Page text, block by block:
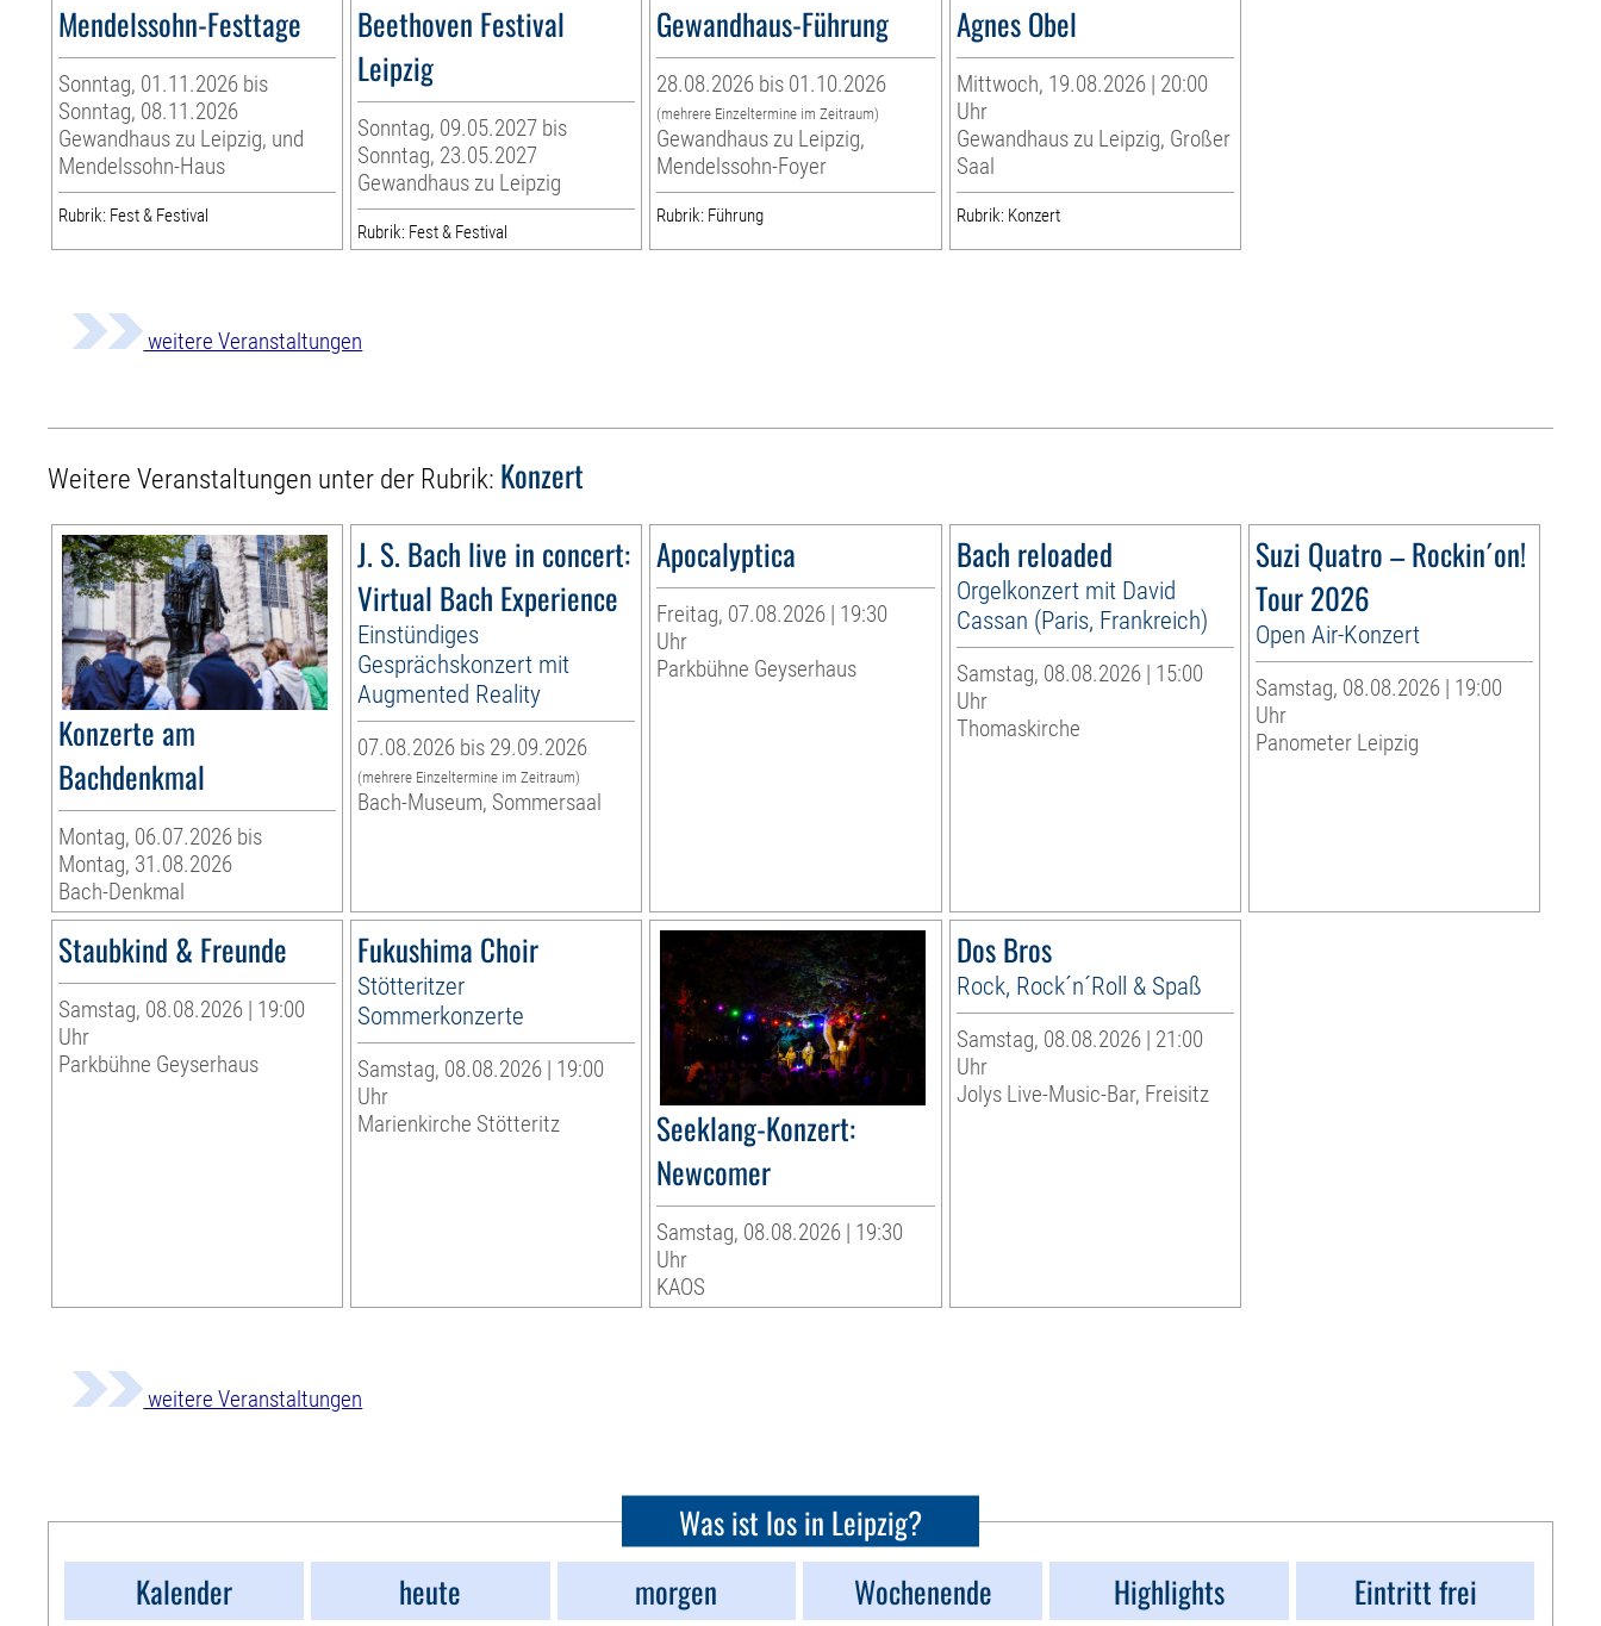
Mendelssohn-Festtage
Sonntag, 01.11.2026 bis
Sonntag, 08.11.2026
Gewandhaus zu Leipzig, und
Mendelssohn-Haus
Rubrik: Fest & Festival
Beethoven Festival
Leipzig
Sonntag, 09.05.2027 bis
Sonntag, 23.05.2027
Gewandhaus zu Leipzig
Rubrik: Fest & Festival
Gewandhaus-Führung
28.08.2026 bis 01.10.2026
(mehrere Einzeltermine im Zeitraum)
Gewandhaus zu Leipzig,
Mendelssohn-Foyer
Rubrik: Führung
Agnes Obel
Mittwoch, 19.08.2026 | 20:00
Uhr
Gewandhaus zu Leipzig, Großer
Saal
Rubrik: Konzert
weitere Veranstaltungen
Weitere Veranstaltungen unter der Rubrik: Konzert
Konzerte am
Bachdenkmal
Montag, 06.07.2026 bis
Montag, 31.08.2026
Bach-Denkmal
J. S. Bach live in concert:
Virtual Bach Experience
Einstündiges
Gesprächskonzert mit
Augmented Reality
07.08.2026 bis 29.09.2026
(mehrere Einzeltermine im Zeitraum)
Bach-Museum, Sommersaal
Apocalyptica
Freitag, 07.08.2026 | 19:30
Uhr
Parkbühne Geyserhaus
Bach reloaded
Orgelkonzert mit David
Cassan (Paris, Frankreich)
Samstag, 08.08.2026 | 15:00
Uhr
Thomaskirche
Suzi Quatro – Rockin´on!
Tour 2026
Open Air-Konzert
Samstag, 08.08.2026 | 19:00
Uhr
Panometer Leipzig
Staubkind & Freunde
Samstag, 08.08.2026 | 19:00
Uhr
Parkbühne Geyserhaus
Fukushima Choir
Stötteritzer
Sommerkonzerte
Samstag, 08.08.2026 | 19:00
Uhr
Marienkirche Stötteritz
Seeklang-Konzert:
Newcomer
Samstag, 08.08.2026 | 19:30
Uhr
KAOS
Dos Bros
Rock, Rock´n´Roll & Spaß
Samstag, 08.08.2026 | 21:00
Uhr
Jolys Live-Music-Bar, Freisitz
weitere Veranstaltungen
Was ist los in Leipzig?
Kalender
heute morgen Wochenende Highlights Eintritt frei